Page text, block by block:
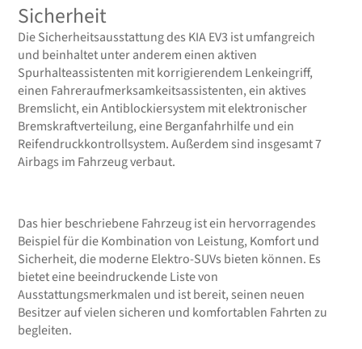
Sicherheit
Die Sicherheitsausstattung des KIA EV3 ist umfangreich
und beinhaltet unter anderem einen aktiven
Spurhalteassistenten mit korrigierendem Lenkeingriff,
einen Fahreraufmerksamkeitsassistenten, ein aktives
Bremslicht, ein Antiblockiersystem mit elektronischer
Bremskraftverteilung, eine Berganfahrhilfe und ein
Reifendruckkontrollsystem. Außerdem sind insgesamt 7
Airbags im Fahrzeug verbaut.
Das hier beschriebene Fahrzeug ist ein hervorragendes
Beispiel für die Kombination von Leistung, Komfort und
Sicherheit, die moderne Elektro-SUVs bieten können. Es
bietet eine beeindruckende Liste von
Ausstattungsmerkmalen und ist bereit, seinen neuen
Besitzer auf vielen sicheren und komfortablen Fahrten zu
begleiten.